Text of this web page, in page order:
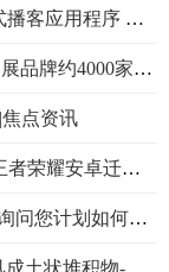
程序 全球速看料
4000家_焦点速看
点资讯
安卓迁移ios）
使用设备|每日速读
堆积物-天天简讯